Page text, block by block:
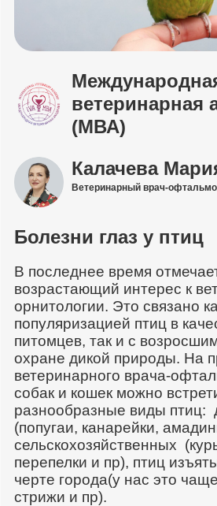
ветеринарная
(МВА)
Калачева
Ветеринарный врач-
Болезни глаз у птиц
В последнее время
возрастающий интерес к
орнитологии. Это связано
популяризацией птиц в
питомцев, так и с
охране дикой природы. На
ветеринарного врача-
собак и кошек можно
разнообразные виды птиц:
(попугаи, канарейки,
сельскохозяйственных
перепелки и пр), птиц
черте города(у нас это
стрижи и пр).